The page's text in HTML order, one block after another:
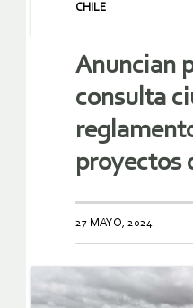
CHILE
Anuncian
consulta
proyectos
27 MAYO, 2024